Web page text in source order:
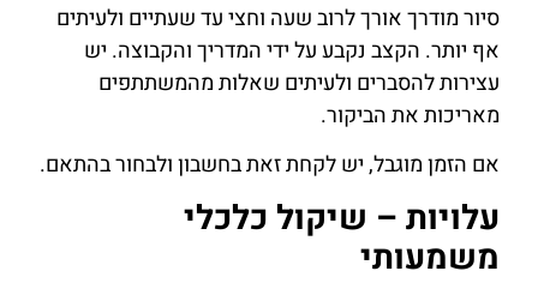
סיור מודרך אורך לרוב שעה וחצי עד שעתיים ולעיתים
אף יותר. הקצב נקבע על ידי המדריך והקבוצה. יש
עצירות להסברים ולעיתים שאלות מהמשתתפים
מאריכות את הביקור.
אם הזמן מוגבל, יש לקחת זאת בחשבון ולבחור בהתאם.
עלויות – שיקול כלכלי
משמעותי